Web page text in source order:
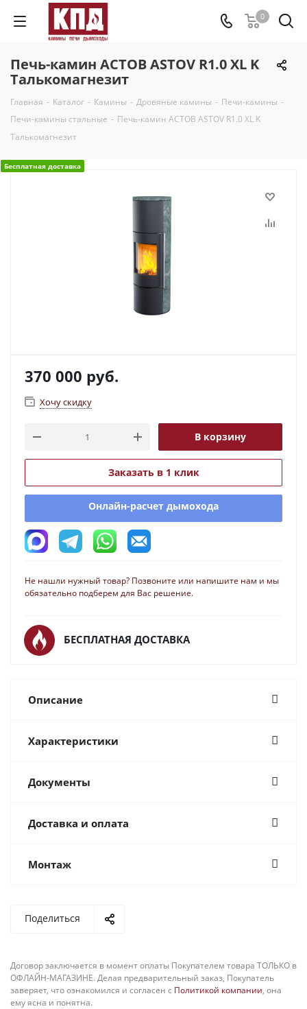
0
Печь-камин АСТОВ ASTOV R1.0 XL K
Талькомагнезит
Главная - Каталог - Камины - Дровяные камины - Печи-камины -
Печи-камины стальные - Печь-камин АСТОВ ASTOV R1.0 XL K
Талькомагнезит
Бесплатная доставка
370 000 руб.
Хочу скидку
В корзину
Заказать в 1 клик
Онлайн-расчет дымохода
Не нашли нужный товар? Позвоните или напишите нам и мы
обязательно подберем для Вас решение.
БЕСПЛАТНАЯ ДОСТАВКА
Описание
Характеристики
Документы
Доставка и оплата
Монтаж
Поделиться
Договор заключается в момент оплаты Покупателем товара ТОЛЬКО в
ОФЛАЙН-МАГАЗИНЕ. Делая предварительный заказ, Покупатель
заверяет, что ознакомился и согласен с Политикой компании, она
ему ясна и понятна.